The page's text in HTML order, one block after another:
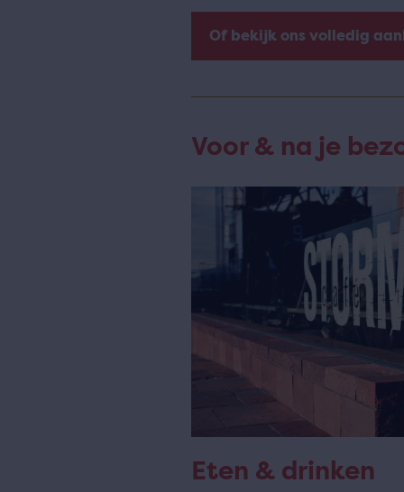
Of bekijk ons volledig
Voor & na je
Eten & drinken